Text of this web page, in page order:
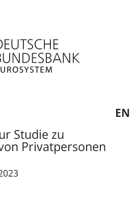
EN
Studie zu
Privatpersonen